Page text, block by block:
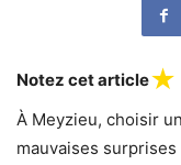
Notez cet article★
À Meyzieu, choisir
mauvaises